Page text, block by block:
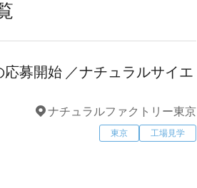
応募開始 ／ナチュラルサイエ
ナチュラルファクトリー東京
東京 工場見学